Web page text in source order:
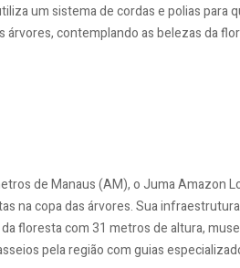
um sistema de cordas e polias para
árvores, contemplando as belezas da
de Manaus (AM), o Juma Amazon
na copa das árvores. Sua
floresta com 31 metros de altura,
pela região com guias